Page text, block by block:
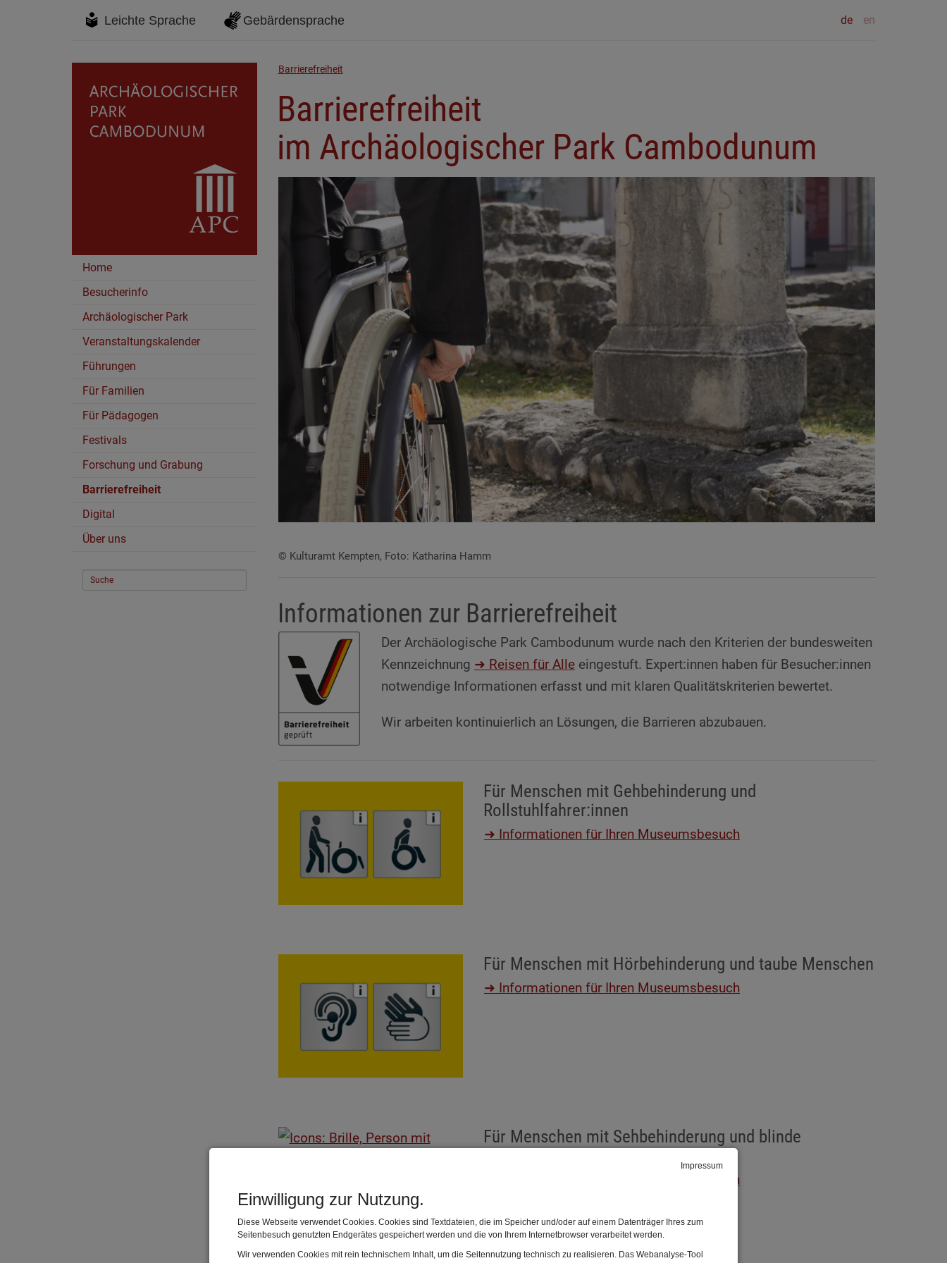
Impressum
Einwilligung zur Nutzung.
Diese Webseite verwendet Cookies. Cookies sind Textdateien, die im Speicher und/oder auf einem Datenträger Ihres zum
Seitenbesuch genutzten Endgerätes gespeichert werden und die von Ihrem Internetbrowser verarbeitet werden.
Wir verwenden Cookies mit rein technischem Inhalt, um die Seitennutzung technisch zu realisieren. Das Webanalyse-Tool
Leichte Sprache Gebärdensprache de en
Home
Besucherinfo
Archäologischer Park
Veranstaltungskalender
Führungen
Für Familien
Für Pädagogen
Festivals
Forschung und Grabung
Barrierefreiheit
Digital
Über uns
Barrierefreiheit
Barrierefreiheit
im Archäologischer Park Cambodunum
© Kulturamt Kempten, Foto: Katharina Hamm
Informationen zur Barrierefreiheit
Der Archäologische Park Cambodunum wurde nach den Kriterien der bundesweiten
Kennzeichnung ➜ Reisen für Alleeingestuft. Expert:innen haben für Besucher:innen
notwendige Informationen erfasst und mit klaren Qualitätskriterien bewertet.
Wir arbeiten kontinuierlich an Lösungen, die Barrieren abzubauen.
Für Menschen mit Gehbehinderung und
Rollstuhlfahrer:innen
➜ Informationen für Ihren Museumsbesuch
Für Menschen mit Hörbehinderung und taube Menschen
➜ Informationen für Ihren Museumsbesuch
Für Menschen mit Sehbehinderung und blinde
➜ Informationen für Ihren Museumsbesuch